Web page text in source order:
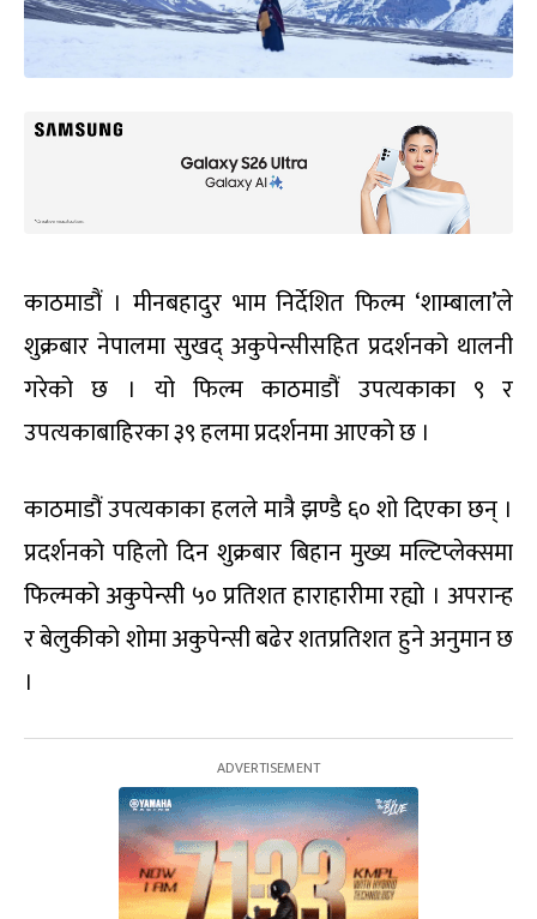
काठमाडौं । मीनबहादुर भाम निर्देशित फिल्म ‘शाम्बाला’ले
शुक्रबार नेपालमा सुखद् अकुपेन्सीसहित प्रदर्शनको थालनी
गरेको छ । यो फिल्म काठमाडौं उपत्यकाका ९ र
उपत्यकाबाहिरका ३९ हलमा प्रदर्शनमा आएको छ ।
काठमाडौं उपत्यकाका हलले मात्रै झण्डै ६० शो दिएका छन् ।
प्रदर्शनको पहिलो दिन शुक्रबार बिहान मुख्य मल्टिप्लेक्समा
फिल्मको अकुपेन्सी ५० प्रतिशत हाराहारीमा रह्यो । अपरान्ह
र बेलुकीको शोमा अकुपेन्सी बढेर शतप्रतिशत हुने अनुमान छ
।